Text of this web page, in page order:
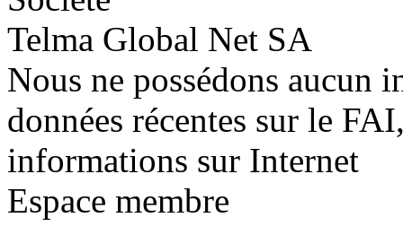
Telma Global Net SA
Nous ne possédons aucun
données récentes sur le
informations sur Internet
Espace membre